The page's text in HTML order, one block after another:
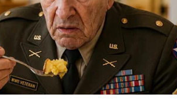
Bikin Ngakak, 10 Potret
Cosplay Murah Pakai Bahan
Seadanya